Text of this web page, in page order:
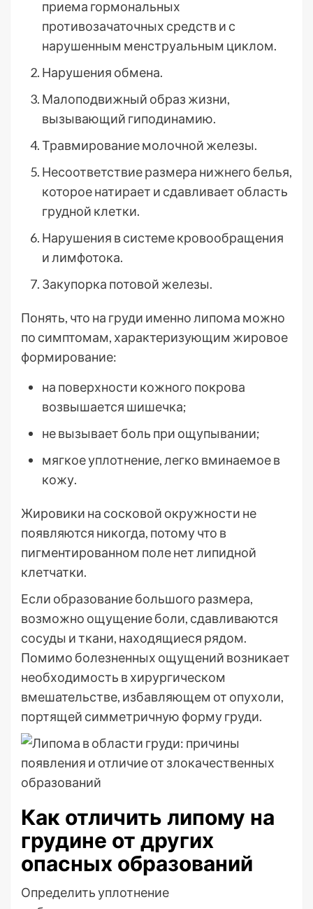
приема гормональных
противозачаточных средств и с
нарушенным менструальным циклом.
Нарушения обмена.
Малоподвижный образ жизни,
вызывающий гиподинамию.
Травмирование молочной железы.
Несоответствие размера нижнего белья,
которое натирает и сдавливает область
грудной клетки.
Нарушения в системе кровообращения
и лимфотока.
Закупорка потовой железы.
Понять, что на груди именно липома можно
по симптомам, характеризующим жировое
формирование:
на поверхности кожного покрова
возвышается шишечка;
не вызывает боль при ощупывании;
мягкое уплотнение, легко вминаемое в
кожу.
Жировики на сосковой окружности не
появляются никогда, потому что в
пигментированном поле нет липидной
клетчатки.
Если образование большого размера,
возможно ощущение боли, сдавливаются
сосуды и ткани, находящиеся рядом.
Помимо болезненных ощущений возникает
необходимость в хирургическом
вмешательстве, избавляющем от опухоли,
портящей симметричную форму груди.
Как отличить липому на
грудине от других
опасных образований
Определить уплотнение